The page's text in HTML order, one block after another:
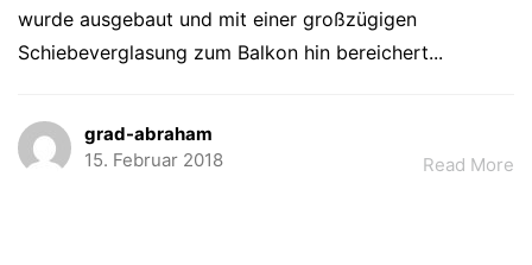
wurde ausgebaut und mit einer großzügigen
Schiebeverglasung zum Balkon hin bereichert...
grad-abraham
15. Februar 2018
Read More